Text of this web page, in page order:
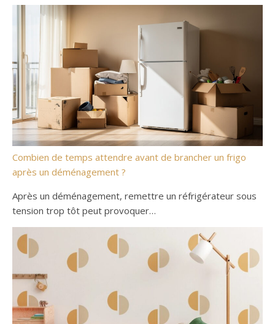
Combien de temps attendre avant de brancher un frigo
après un déménagement ?
Après un déménagement, remettre un réfrigérateur sous
tension trop tôt peut provoquer…